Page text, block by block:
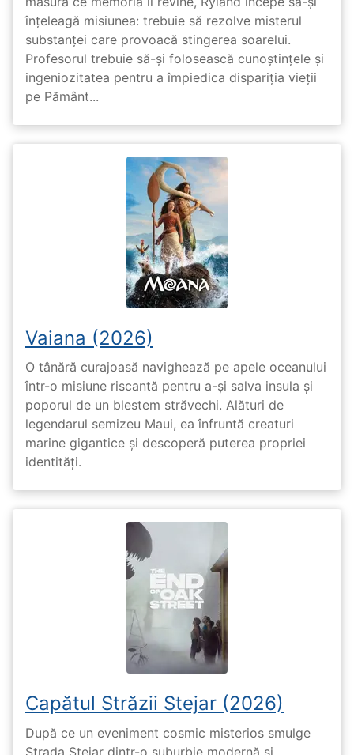
înțeleagă misiunea: trebuie să rezolve misterul
substanței care provoacă stingerea soarelui.
Profesorul trebuie să-și folosească cunoștințele și
ingeniozitatea pentru a împiedica dispariția vieții
pe Pământ...
Vaiana (2026)
O tânără curajoasă navighează pe apele oceanului
într-o misiune riscantă pentru a-și salva insula și
poporul de un blestem străvechi. Alături de
legendarul semizeu Maui, ea înfruntă creaturi
marine gigantice și descoperă puterea propriei
identități.
Capătul Străzii Stejar (2026)
După ce un eveniment cosmic misterios smulge
Strada Stejar dintr-o suburbie modernă și